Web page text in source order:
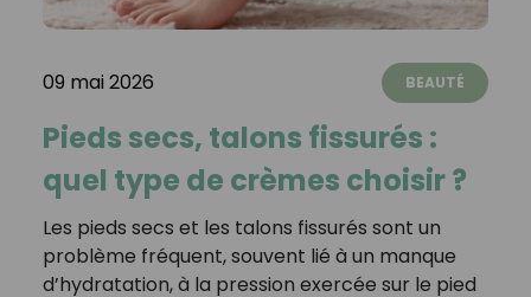
09 mai 2026 BEAUTÉ
Pieds secs, talons fissurés :
quel type de crèmes choisir ?
Les pieds secs et les talons fissurés sont un
problème fréquent, souvent lié à un manque
d’hydratation, à la pression exercée sur le pied